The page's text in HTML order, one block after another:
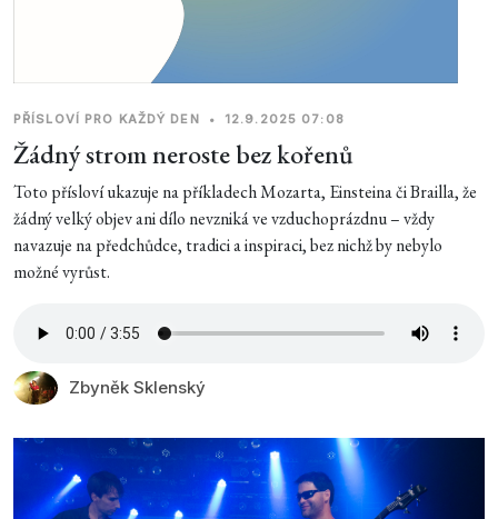
PŘÍSLOVÍ PRO KAŽDÝ DEN • 12.9.2025 07:08
Žádný strom neroste bez kořenů
Toto přísloví ukazuje na příkladech Mozarta, Einsteina či Brailla, že
žádný velký objev ani dílo nevzniká ve vzduchoprázdnu – vždy
navazuje na předchůdce, tradici a inspiraci, bez nichž by nebylo
možné vyrůst.
Zbyněk Sklenský